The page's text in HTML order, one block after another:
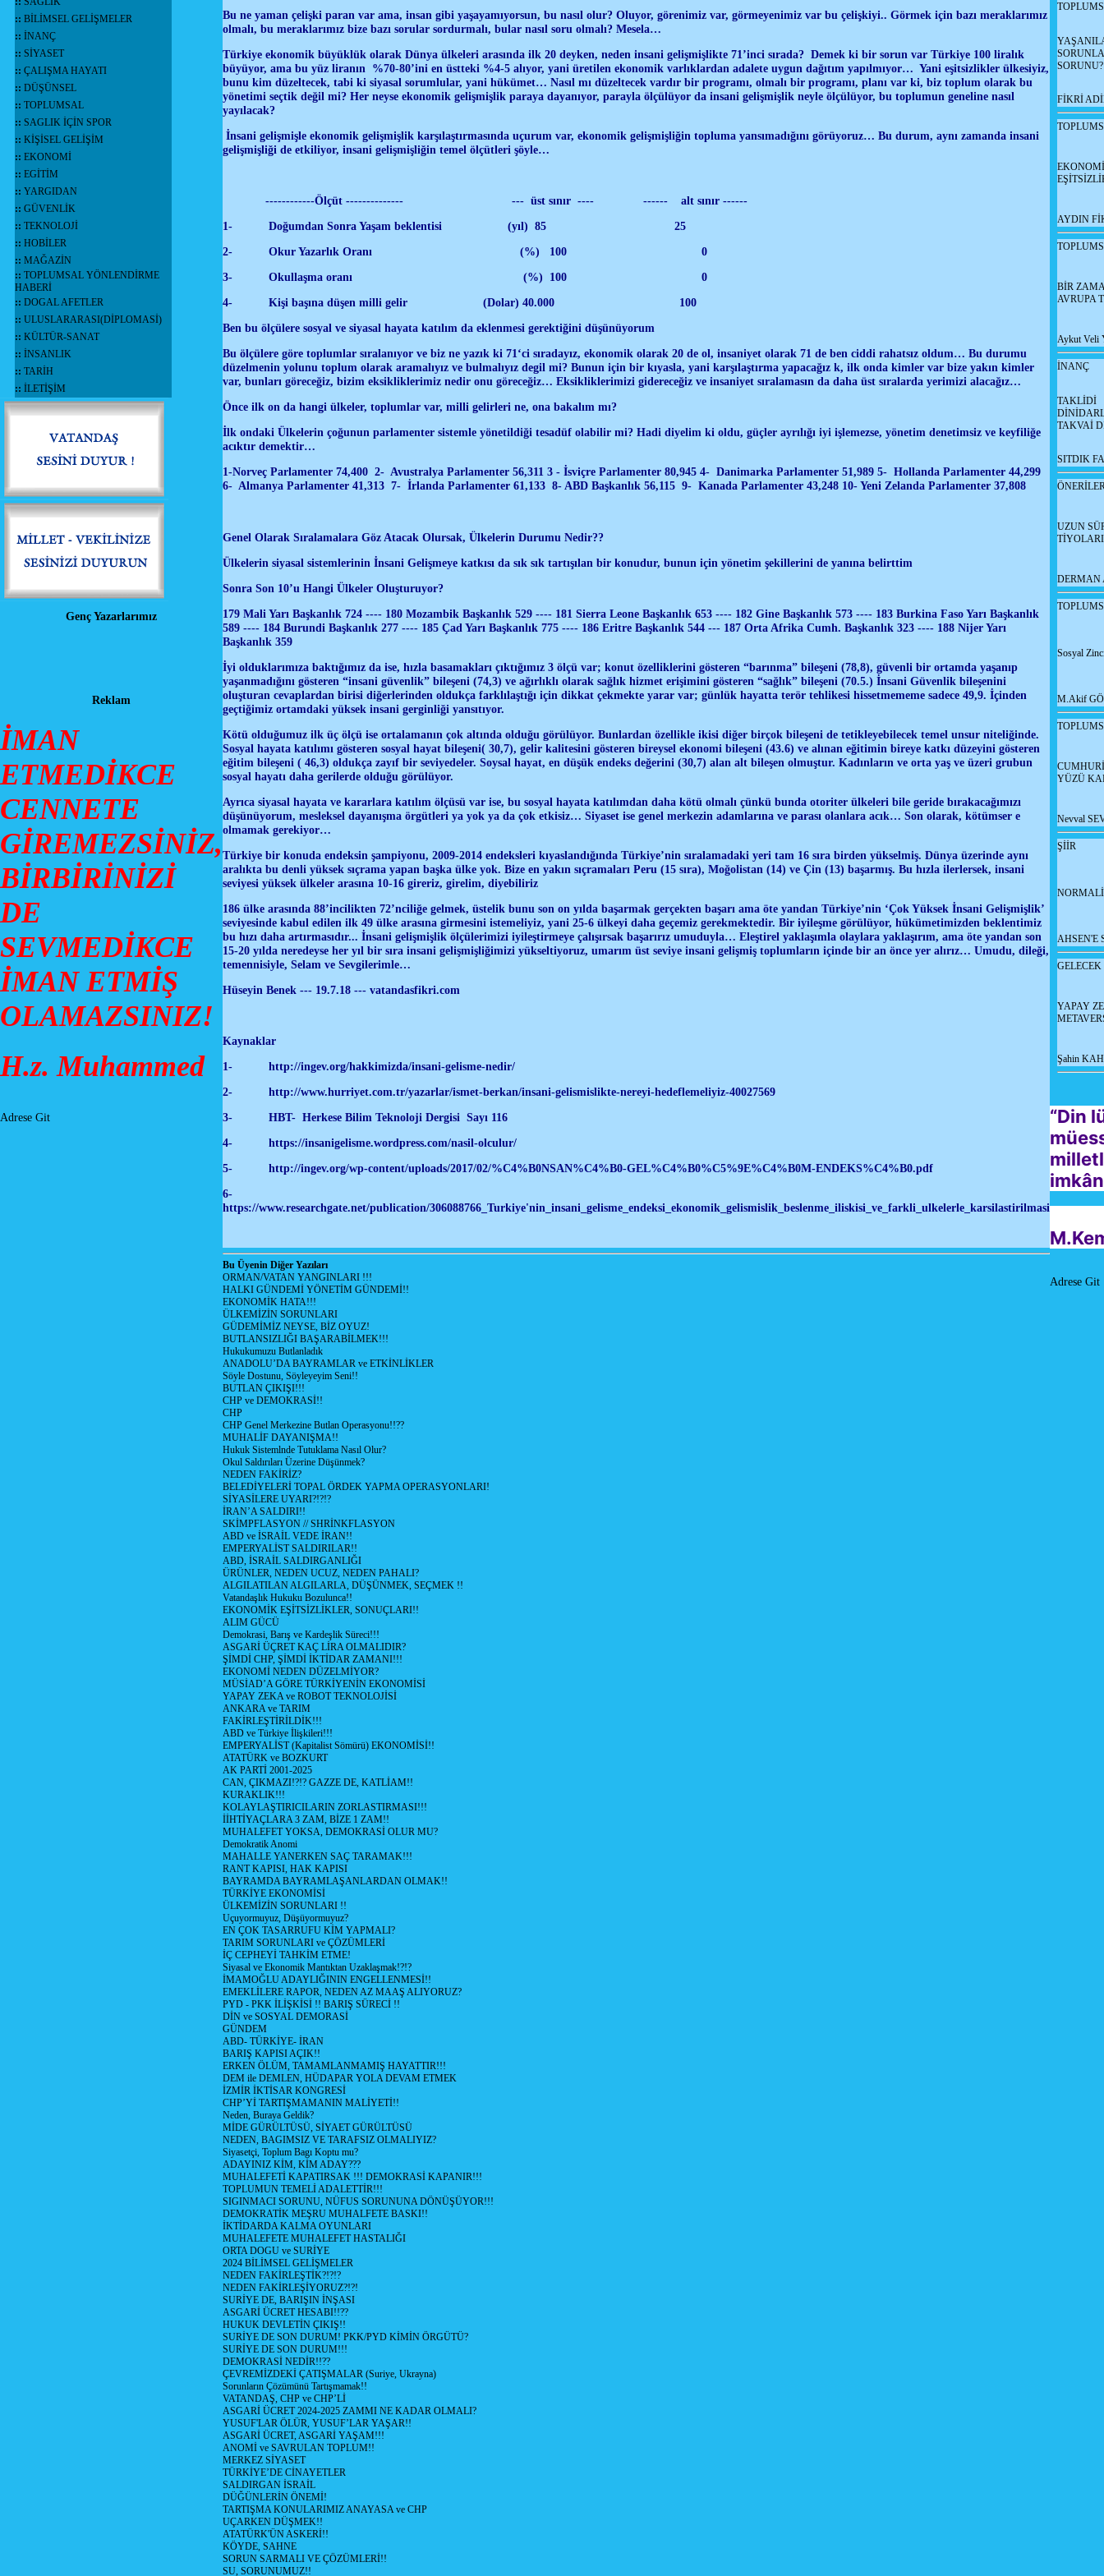
:: BİLİMSEL GELİŞMELER
:: İNANÇ
:: SİYASET
:: ÇALIŞMA HAYATI
:: DÜŞÜNSEL
:: TOPLUMSAL
:: SAGLIK İÇİN SPOR
:: KİŞİSEL GELİŞİM
:: EKONOMİ
:: EGİTİM
:: YARGIDAN
:: GÜVENLİK
:: TEKNOLOJİ
:: HOBİLER
:: MAĞAZİN
:: TOPLUMSAL YÖNLENDİRME
HABERİ
:: DOGAL AFETLER
:: ULUSLARARASI(DİPLOMASİ)
:: KÜLTÜR-SANAT
:: İNSANLIK
:: TARİH
:: İLETİŞİM
Genç Yazarlarımız
Reklam
İMAN
ETMEDİKCE
CENNETE
GİREMEZSİNİZ,
BİRBİRİNİZİ
DE
SEVMEDİKCE
İMAN ETMİŞ
OLAMAZSINIZ!
H.z. Muhammed
Adrese Git
Bu ne yaman çelişki paran var ama, insan gibi yaşayamıyorsun, bu nasıl olur? Oluyor, görenimiz var, görmeyenimiz var bu çelişkiyi.. Görmek için bazı meraklarımız
olmalı, bu meraklarımız bize bazı sorular sordurmalı, bular nasıl soru olmalı? Mesela…
Türkiye ekonomik büyüklük olarak Dünya ülkeleri arasında ilk 20 deyken, neden insani gelişmişlikte 71’inci sırada? Demek ki bir sorun var Türkiye 100 liralık
büyüyor, ama bu yüz liranın %70-80’ini en üstteki %4-5 alıyor, yani üretilen ekonomik varlıklardan adalete uygun dağıtım yapılmıyor… Yani eşitsizlikler ülkesiyiz,
bunu kim düzeltecek, tabi ki siyasal sorumlular, yani hükümet… Nasıl mı düzeltecek vardır bir programı, olmalı bir programı, planı var ki, biz toplum olarak bu
yönetimi seçtik değil mi? Her neyse ekonomik gelişmişlik paraya dayanıyor, parayla ölçülüyor da insani gelişmişlik neyle ölçülüyor, bu toplumun geneline nasıl
yayılacak?
İnsani gelişmişle ekonomik gelişmişlik karşılaştırmasında uçurum var, ekonomik gelişmişliğin topluma yansımadığını görüyoruz… Bu durum, aynı zamanda insani
gelişmişliği de etkiliyor, insani gelişmişliğin temel ölçütleri şöyle…
------------Ölçüt -------------- --- üst sınır ---- ------ alt sınır ------
1- Doğumdan Sonra Yaşam beklentisi (yıl) 85 25
2- Okur Yazarlık Oranı (%) 100 0
3- Okullaşma oranı (%) 100 0
4- Kişi başına düşen milli gelir (Dolar) 40.000 100
Ben bu ölçülere sosyal ve siyasal hayata katılım da eklenmesi gerektiğini düşünüyorum
Bu ölçülere göre toplumlar sıralanıyor ve biz ne yazık ki 71‘ci sıradayız, ekonomik olarak 20 de ol, insaniyet olarak 71 de ben ciddi rahatsız oldum… Bu durumu
düzelmenin yolunu toplum olarak aramalıyız ve bulmalıyız degil mi? Bunun için bir kıyasla, yani karşılaştırma yapacağız k, ilk onda kimler var bize yakın kimler
var, bunları göreceğiz, bizim eksikliklerimiz nedir onu göreceğiz… Eksikliklerimizi gidereceğiz ve insaniyet sıralamasın da daha üst sıralarda yerimizi alacağız…
Önce ilk on da hangi ülkeler, toplumlar var, milli gelirleri ne, ona bakalım mı?
İlk ondaki Ülkelerin çoğunun parlamenter sistemle yönetildiği tesadüf olabilir mi? Hadi diyelim ki oldu, güçler ayrılığı iyi işlemezse, yönetim denetimsiz ve keyfiliğe
acıktır demektir…
1-Norveç Parlamenter 74,400 2- Avustralya Parlamenter 56,311 3 - İsviçre Parlamenter 80,945 4- Danimarka Parlamenter 51,989 5- Hollanda Parlamenter 44,299
6- Almanya Parlamenter 41,313 7- İrlanda Parlamenter 61,133 8- ABD Başkanlık 56,115 9- Kanada Parlamenter 43,248 10- Yeni Zelanda Parlamenter 37,808
Genel Olarak Sıralamalara Göz Atacak Olursak, Ülkelerin Durumu Nedir??
Ülkelerin siyasal sistemlerinin İnsani Gelişmeye katkısı da sık sık tartışılan bir konudur, bunun için yönetim şekillerini de yanına belirttim
Sonra Son 10’u Hangi Ülkeler Oluşturuyor?
179 Mali Yarı Başkanlık 724 ---- 180 Mozambik Başkanlık 529 ---- 181 Sierra Leone Başkanlık 653 ---- 182 Gine Başkanlık 573 ---- 183 Burkina Faso Yarı Başkanlık
589 ---- 184 Burundi Başkanlık 277 ---- 185 Çad Yarı Başkanlık 775 ---- 186 Eritre Başkanlık 544 --- 187 Orta Afrika Cumh. Başkanlık 323 ---- 188 Nijer Yarı
Başkanlık 359
İyi olduklarımıza baktığımız da ise, hızla basamakları çıktığımız 3 ölçü var; konut özelliklerini gösteren “barınma” bileşeni (78,8), güvenli bir ortamda yaşanıp
yaşanmadığını gösteren “insani güvenlik” bileşeni (74,3) ve ağırlıklı olarak sağlık hizmet erişimini gösteren “sağlık” bileşeni (70.5.) İnsani Güvenlik bileşenini
oluşturan cevaplardan birisi diğerlerinden oldukça farklılaştığı için dikkat çekmekte yarar var; günlük hayatta terör tehlikesi hissetmememe sadece 49,9. İçinden
geçtiğimiz ortamdaki yüksek insani gerginliği yansıtıyor.
Kötü olduğumuz ilk üç ölçü ise ortalamanın çok altında olduğu görülüyor. Bunlardan özellikle ikisi diğer birçok bileşeni de tetikleyebilecek temel unsur niteliğinde.
Sosyal hayata katılımı gösteren sosyal hayat bileşeni( 30,7), gelir kalitesini gösteren bireysel ekonomi bileşeni (43.6) ve alınan eğitimin bireye katkı düzeyini gösteren
eğitim bileşeni ( 46,3) oldukça zayıf bir seviyedeler. Soysal hayat, en düşük endeks değerini (30,7) alan alt bileşen olmuştur. Kadınların ve orta yaş ve üzeri grubun
sosyal hayatı daha gerilerde olduğu görülüyor.
Ayrıca siyasal hayata ve kararlara katılım ölçüsü var ise, bu sosyal hayata katılımdan daha kötü olmalı çünkü bunda otoriter ülkeleri bile geride bırakacağımızı
düşünüyorum, mesleksel dayanışma örgütleri ya yok ya da çok etkisiz… Siyaset ise genel merkezin adamlarına ve parası olanlara acık… Son olarak, kötümser e
olmamak gerekiyor…
Türkiye bir konuda endeksin şampiyonu, 2009-2014 endeksleri kıyaslandığında Türkiye’nin sıralamadaki yeri tam 16 sıra birden yükselmiş. Dünya üzerinde aynı
aralıkta bu denli yüksek sıçrama yapan başka ülke yok. Bize en yakın sıçramaları Peru (15 sıra), Moğolistan (14) ve Çin (13) başarmış. Bu hızla ilerlersek, insani
seviyesi yüksek ülkeler arasına 10-16 gireriz, girelim, diyebiliriz
186 ülke arasında 88’incilikten 72’nciliğe gelmek, üstelik bunu son on yılda başarmak gerçekten başarı ama öte yandan Türkiye’nin ‘Çok Yüksek İnsani Gelişmişlik’
seviyesinde kabul edilen ilk 49 ülke arasına girmesini istemeliyiz, yani 25-6 ülkeyi daha geçemiz gerekmektedir. Bir iyileşme görülüyor, hükümetimizden beklentimiz
bu hızı daha artırmasıdır... İnsani gelişmişlik ölçülerimizi iyileştirmeye çalışırsak başarırız umuduyla… Eleştirel yaklaşımla olaylara yaklaşırım, ama öte yandan son
15-20 yılda neredeyse her yıl bir sıra insani gelişmişliğimizi yükseltiyoruz, umarım üst seviye insani gelişmiş toplumların içinde bir an önce yer alırız… Umudu, dileği,
temennisiyle, Selam ve Sevgilerimle…
Hüseyin Benek --- 19.7.18 --- vatandasfikri.com
Kaynaklar
1- http://ingev.org/hakkimizda/insani-gelisme-nedir/
2- http://www.hurriyet.com.tr/yazarlar/ismet-berkan/insani-gelismislikte-nereyi-hedeflemeliyiz-40027569
3- HBT- Herkese Bilim Teknoloji Dergisi Sayı 116
4- https://insanigelisme.wordpress.com/nasil-olculur/
5- http://ingev.org/wp-content/uploads/2017/02/%C4%B0NSAN%C4%B0-GEL%C4%B0%C5%9E%C4%B0M-ENDEKS%C4%B0.pdf
6-
https://www.researchgate.net/publication/306088766_Turkiye'nin_insani_gelisme_endeksi_ekonomik_gelismislik_beslenme_iliskisi_ve_farkli_ulkelerle_karsilastirilmasi
Bu Üyenin Diğer Yazıları
ORMAN/VATAN YANGINLARI !!!
HALKI GÜNDEMİ YÖNETİM GÜNDEMİ!!
EKONOMİK HATA!!!
ÜLKEMİZİN SORUNLARI
GÜDEMİMİZ NEYSE, BİZ OYUZ!
BUTLANSIZLIĞI BAŞARABİLMEK!!!
Hukukumuzu Butlanladık
ANADOLU’DA BAYRAMLAR ve ETKİNLİKLER
Söyle Dostunu, Söyleyeyim Seni!!
BUTLAN ÇIKIŞI!!!
CHP ve DEMOKRASİ!!
CHP
CHP Genel Merkezine Butlan Operasyonu!!??
MUHALİF DAYANIŞMA!!
Hukuk Sistemlnde Tutuklama Nasıl Olur?
Okul Saldırıları Üzerine Düşünmek?
NEDEN FAKİRİZ?
BELEDİYELERİ TOPAL ÖRDEK YAPMA OPERASYONLARI!
SİYASİLERE UYARI?!?!?
İRAN’A SALDIRI!!
SKİMPFLASYON // SHRİNKFLASYON
ABD ve İSRAİL VEDE İRAN!!
EMPERYALİST SALDIRILAR!!
ABD, İSRAİL SALDIRGANLIĞI
ÜRÜNLER, NEDEN UCUZ, NEDEN PAHALI?
ALGILATILAN ALGILARLA, DÜŞÜNMEK, SEÇMEK !!
Vatandaşlık Hukuku Bozulunca!!
EKONOMİK EŞİTSİZLİKLER, SONUÇLARI!!
ALIM GÜCÜ
Demokrasi, Barış ve Kardeşlik Süreci!!!
ASGARİ ÜÇRET KAÇ LİRA OLMALIDIR?
ŞİMDİ CHP, ŞİMDİ İKTİDAR ZAMANI!!!
EKONOMİ NEDEN DÜZELMİYOR?
MÜSİAD’A GÖRE TÜRKİYENİN EKONOMİSİ
YAPAY ZEKA ve ROBOT TEKNOLOJİSİ
ANKARA ve TARIM
FAKİRLEŞTİRİLDİK!!!
ABD ve Türkiye İlişkileri!!!
EMPERYALİST (Kapitalist Sömürü) EKONOMİSİ!!
ATATÜRK ve BOZKURT
AK PARTİ 2001-2025
CAN, ÇIKMAZI!?!? GAZZE DE, KATLİAM!!
KURAKLIK!!!
KOLAYLAŞTIRICILARIN ZORLASTIRMASI!!!
İİHTİYAÇLARA 3 ZAM, BİZE 1 ZAM!!
MUHALEFET YOKSA, DEMOKRASİ OLUR MU?
Demokratik Anomi
MAHALLE YANERKEN SAÇ TARAMAK!!!
RANT KAPISI, HAK KAPISI
BAYRAMDA BAYRAMLAŞANLARDAN OLMAK!!
TÜRKİYE EKONOMİSİ
ÜLKEMİZİN SORUNLARI !!
Uçuyormuyuz, Düşüyormuyuz?
EN ÇOK TASARRUFU KİM YAPMALI?
TARIM SORUNLARI ve ÇÖZÜMLERİ
İÇ CEPHEYİ TAHKİM ETME!
Siyasal ve Ekonomik Mantıktan Uzaklaşmak!?!?
İMAMOĞLU ADAYLIĞININ ENGELLENMESİ!!
EMEKLİLERE RAPOR, NEDEN AZ MAAŞ ALIYORUZ?
PYD - PKK İLİŞKİSİ !! BARIŞ SÜRECİ !!
DİN ve SOSYAL DEMORASİ
GÜNDEM
ABD- TÜRKİYE- İRAN
BARIŞ KAPISI AÇIK!!
ERKEN ÖLÜM, TAMAMLANMAMIŞ HAYATTIR!!!
DEM ile DEMLEN, HÜDAPAR YOLA DEVAM ETMEK
İZMİR İKTİSAR KONGRESİ
CHP’Yİ TARTIŞMAMANIN MALİYETİ!!
Neden, Buraya Geldik?
MİDE GÜRÜLTÜSÜ, SİYAET GÜRÜLTÜSÜ
NEDEN, BAGIMSIZ VE TARAFSIZ OLMALIYIZ?
Siyasetçi, Toplum Bagı Koptu mu?
ADAYINIZ KİM, KİM ADAY???
MUHALEFETİ KAPATIRSAK !!! DEMOKRASİ KAPANIR!!!
TOPLUMUN TEMELİ ADALETTİR!!!
SIGINMACI SORUNU, NÜFUS SORUNUNA DÖNÜŞÜYOR!!!
DEMOKRATİK MEŞRU MUHALFETE BASKI!!
İKTİDARDA KALMA OYUNLARI
MUHALEFETE MUHALEFET HASTALIĞI
ORTA DOGU ve SURİYE
2024 BİLİMSEL GELİŞMELER
NEDEN FAKİRLEŞTİK?!?!?
NEDEN FAKİRLEŞİYORUZ?!?!
SURİYE DE, BARIŞIN İNŞASI
ASGARİ ÜCRET HESABI!!??
HUKUK DEVLETİN ÇIKIŞ!!
SURİYE DE SON DURUM! PKK/PYD KİMİN ÖRGÜTÜ?
SURİYE DE SON DURUM!!!
DEMOKRASİ NEDİR!!??
ÇEVREMİZDEKİ ÇATIŞMALAR (Suriye, Ukrayna)
Sorunların Çözümünü Tartışmamak!!
VATANDAŞ, CHP ve CHP’Lİ
ASGARİ ÜCRET 2024-2025 ZAMMI NE KADAR OLMALI?
YUSUF'LAR ÖLÜR, YUSUF’LAR YAŞAR!!
ASGARİ ÜCRET, ASGARİ YAŞAM!!!
ANOMİ ve SAVRULAN TOPLUM!!
MERKEZ SİYASET
TÜRKİYE’DE CİNAYETLER
SALDIRGAN İSRAİL
DÜĞÜNLERİN ÖNEMİ!
TARTIŞMA KONULARIMIZ ANAYASA ve CHP
UÇARKEN DÜŞMEK!!
ATATÜRK'ÜN ASKERİ!!
KÖYDE, SAHNE
SORUN SARMALI VE ÇÖZÜMLERİ!!
SU, SORUNUMUZ!!
FİKRİ
AYDIN
BİR
AVRUPA
Aykut Veli
İNANÇ
TAKLİDİ
TAKVAİ
SITDIK
UZUN
DERMAN
Sosyal
M.Akif
YÜZÜ
Nevval
ŞİİR
AHSEN'E
GELECEK
YAPAY
Şahin
“Din
Adrese Git